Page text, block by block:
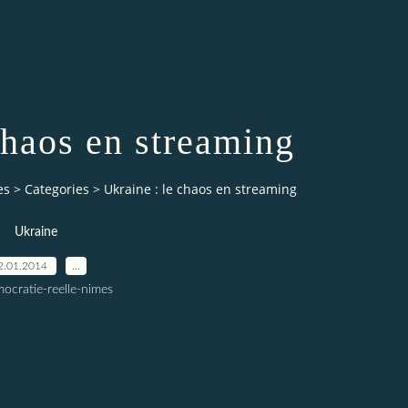
en streaming
> Categories > Ukraine : le chaos en streaming
Ukraine
reelle-nimes